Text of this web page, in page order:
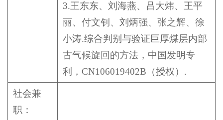
3.王东东、刘海燕、吕大炜、王平
丽、付文钊、刘炳强、张之辉、徐
小涛.综合判别与验证巨厚煤层内部
古气候旋回的方法，中国发明专
利，CN106019402B（授权）.
社会兼
职：